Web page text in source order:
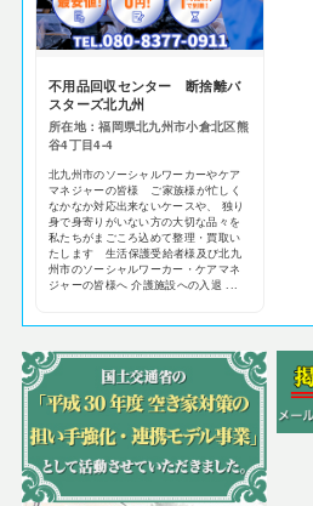
不用品回収センター 断捨離バ
スターズ北九州
所在地：福岡県北九州市小倉北区熊
谷4丁目4-4
北九州市のソーシャルワーカーやケア
マネジャーの皆様 ご家族様が忙しく
なかなか対応出来ないケースや、 独り
身で身寄りがいない方の大切な品々を
私たちがまごころ込めて整理・買取い
たします 生活保護受給者様及び北九
州市のソーシャルワーカー・ケアマネ
ジャーの皆様へ 介護施設への入退 ...